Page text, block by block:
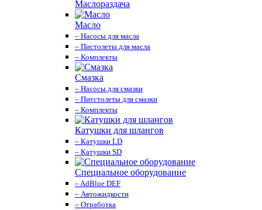
Маслораздача
Масло
– Насосы для масла
– Пистолеты для масла
– Комплекты
Смазка
– Насосы для смазки
– Питстолеты для смазки
– Комплекты
Катушки для шлангов
– Катушки LD
– Катушки SD
Специальное оборудование
– AdBlue DEF
– Автожидкости
– Отработка